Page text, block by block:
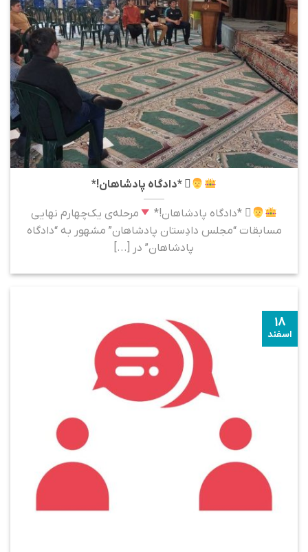
‍⚖ *دادگاه پادشاهان!*
‍⚖ *دادگاه پادشاهان!*
مرحله‌ی یک‌چهارم‌ نهایی
مسابقات “مجلس دادِستان پادشاهان” مشهور به “دادگاه
پادشاهان” در [...]
۱۸
اسفند